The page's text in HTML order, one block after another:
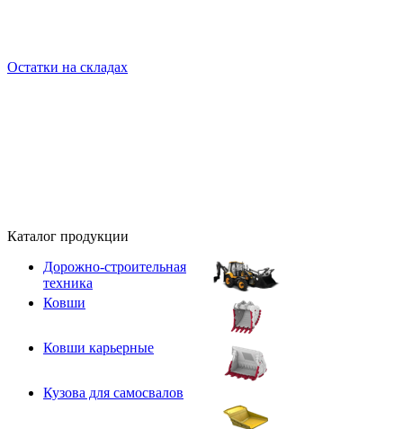
Остатки на складах
Каталог продукции
Дорожно-строительная
техника
Ковши
Ковши карьерные
Кузова для самосвалов